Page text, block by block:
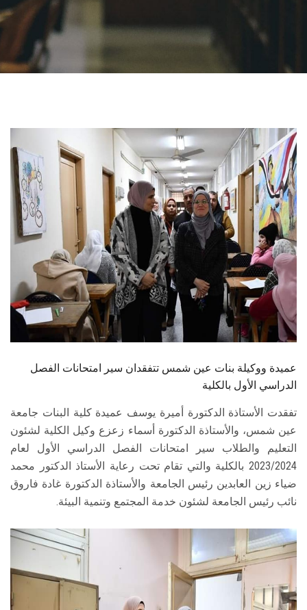
المراكز والوحدات
الأنظمة الذكية
الطلاب
هيئة التدريس
الدراسات العليا
الخريجين
الموظفون
الزائـرون
عميدة ووكيلة بنات عين شمس تتفقدان سير امتحانات الفصل
الدراسي الأول بالكلية
تفقدت الأستاذة الدكتورة أميرة يوسف عميدة كلية البنات جامعة
عين شمس، والأستاذة الدكتورة أسماء زعزع وكيل الكلية لشئون
التعليم والطلاب سير امتحانات الفصل الدراسي الأول لعام
2023/2024 بالكلية والتي تقام تحت رعاية الأستاذ الدكتور محمد
ضياء زين العابدين رئيس الجامعة والأستاذة الدكتورة غادة فاروق
نائب رئيس الجامعة لشئون خدمة المجتمع وتنمية البيئة.